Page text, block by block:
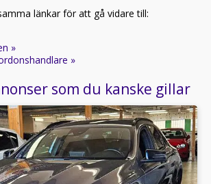
länkar för att gå vidare till:
»
»
som du kanske gillar